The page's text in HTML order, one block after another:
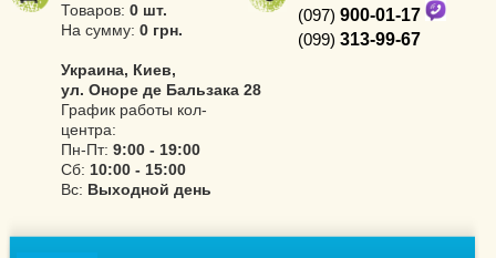
Товаров: 0 шт.
На сумму: 0 грн.
Украина, Киев,
ул. Оноре де Бальзака 28
График работы кол-
центра:
Пн-Пт: 9:00 - 19:00
Сб: 10:00 - 15:00
Вс: Выходной день
(097) 900-01-17
(099) 313-99-67